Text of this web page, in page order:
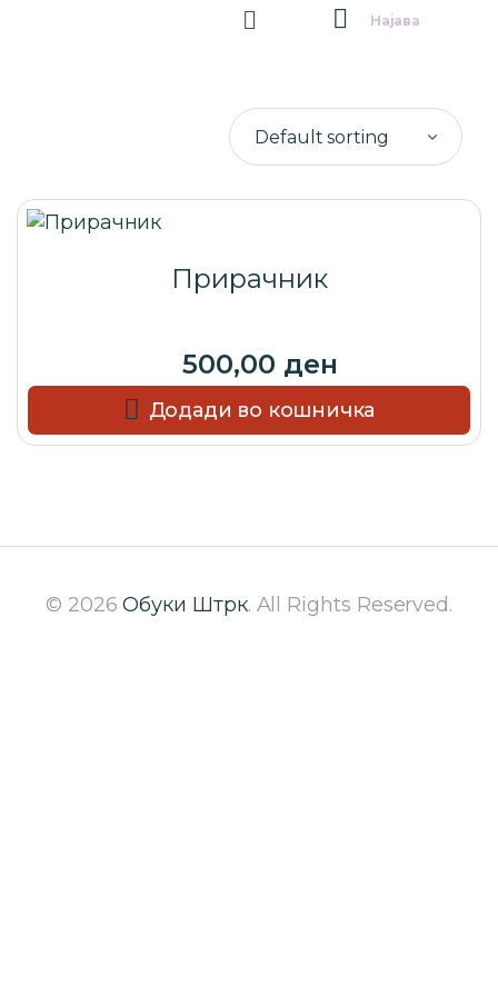
Најава
Прирачник
500,00 ден
Додади во кошничка
© 2026Обуки Штрк. All Rights Reserved.